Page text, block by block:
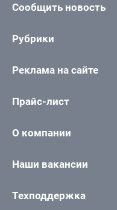
Сообщить новость
Рубрики
Реклама на сайте
Прайс-лист
О компании
Наши вакансии
Техподдержка